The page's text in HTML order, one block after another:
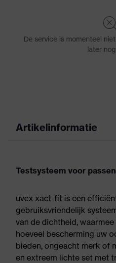
Artikelinformatie
Testsysteem voor
uvex xact-fit is een
gebruiksvriendelijk
van de dichtheid,
hoeveel bescherming uw
bieden, ongeacht merk of
en extreem lichte set met